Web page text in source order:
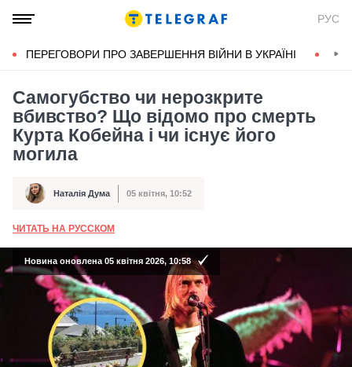
РУС
ПЕРЕГОВОРИ ПРО ЗАВЕРШЕННЯ ВІЙНИ В УКРАЇНІ
Самогубство чи нерозкрите
вбивство? Що відомо про смерть
Курта Кобейна і чи існує його
могила
Автор Наталія Дума
Дата публікації 05 квітня, 10:52
ЧИТАТЬ НА РУССКОМ
Новина оновлена 05 квітня 2026, 10:58